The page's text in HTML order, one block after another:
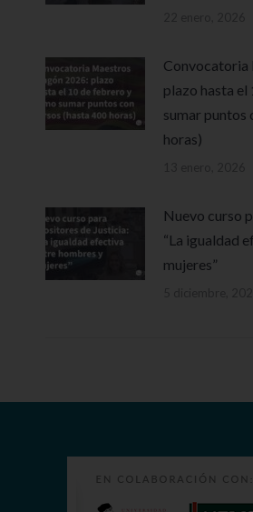
Convocatoria
plazo hasta
sumar puntos
horas)
Nuevo curso
“La igualdad
mujeres”